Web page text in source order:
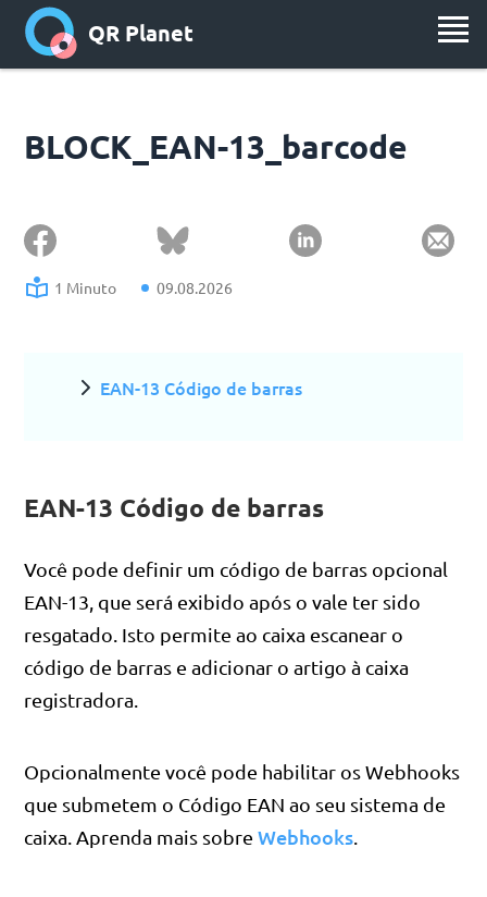
QR Planet
BLOCK_EAN-13_barcode
1 Minuto 09.08.2026
EAN-13 Código de barras
EAN-13 Código de barras
Você pode definir um código de barras opcional
EAN-13, que será exibido após o vale ter sido
resgatado. Isto permite ao caixa escanear o
código de barras e adicionar o artigo à caixa
registradora.
Opcionalmente você pode habilitar os Webhooks
que submetem o Código EAN ao seu sistema de
caixa. Aprenda mais sobreWebhooks